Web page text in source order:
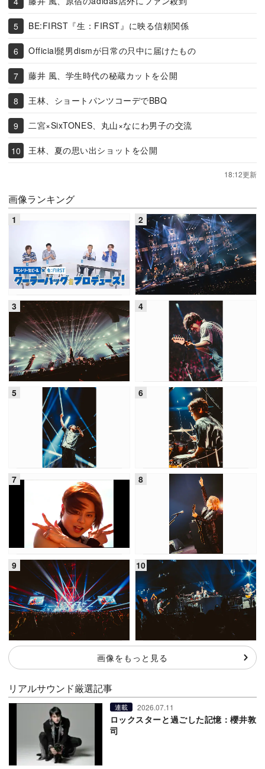
BE:FIRST『生：FIRST』に映る信頼関係
Official髭男dismが日常の只中に届けたもの
藤井 風、学生時代の秘蔵カットを公開
王林、ショートパンツコーデでBBQ
二宮×SixTONES、丸山×なにわ男子の交流
王林、夏の思い出ショットを公開
18:12更新
画像ランキング
画像をもっと見る
リアルサウンド厳選記事
連載 2026.07.11
ロックスターと過ごした記憶：櫻井敦
司